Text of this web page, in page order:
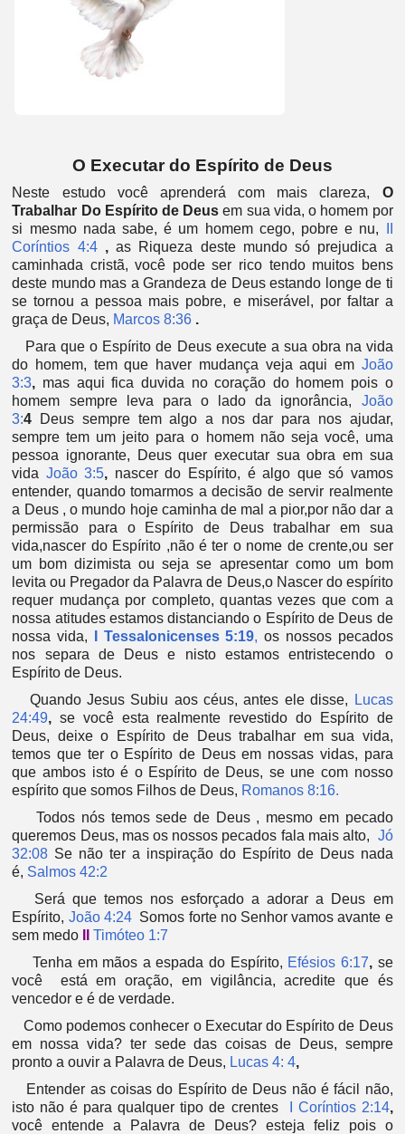
O Executar do Espírito de Deus
Neste estudo você aprenderá com mais clareza, O
Trabalhar Do Espírito de Deus em sua vida, o homem por
si mesmo nada sabe, é um homem cego, pobre e nu,
Coríntios 4:4 ,as Riqueza deste mundo só prejudica a
caminhada cristã, você pode ser rico tendo muitos bens
deste mundo mas a Grandeza de Deus estando longe de ti
se tornou a pessoa mais pobre, e miserável, por faltar a
graça de Deus, Marcos 8:36 .
Para que o Espírito de Deus execute a sua obra na vida
do homem, tem que haver mudança veja aqui em João
3:3, mas aqui fica duvida no coração do homem pois o
homem sempre leva para o lado da ignorância, João
3:4
Deus sempre tem algo a nos dar para nos ajudar,
sempre tem um jeito para o homem não seja você, uma
pessoa ignorante, Deus quer executar sua obra em sua
vida João 3:5, nascer do Espírito, é algo que só vamos
entender, quando tomarmos a decisão de servir realmente
a Deus , o mundo hoje caminha de mal a pior,por não dar a
permissão para o Espírito de Deus trabalhar em sua
vida,nascer do Espírito ,não é ter o nome de crente,ou ser
um bom dizimista ou seja se apresentar como um bom
levita ou Pregador da Palavra de Deus,o Nascer do espírito
requer mudança por completo, quantas vezes que com a
nossa atitudes estamos distanciando o Espírito de Deus de
nossa vida,
I Tessalonicenses 5:19, os nossos pecados
nos separa de Deus e nisto estamos entristecendo o
Espírito de Deus.
Quando Jesus Subiu aos céus, antes ele disse,
Lucas
24:49, se você esta realmente revestido do Espírito de
Deus, deixe o Espírito de Deus trabalhar em sua vida,
temos que ter o Espírito de Deus em nossas vidas, para
que ambos isto é o Espírito de Deus, se une com nosso
espírito que somos Filhos de Deus, Romanos 8:16.
Todos nós temos sede de Deus , mesmo em pecado
queremos Deus, mas os nossos pecados fala mais alto, Jó
32:08 Se não ter a inspiração do Espírito de Deus nada
é, Salmos 42:2
Será que temos nos esforçado a adorar a Deus em
Espírito, João 4:24 Somos forte no Senhor vamos avante e
sem medo
Timóteo 1:7
Tenha em mãos a espada do Espírito, Efésios 6:17, se
você está em oração, em vigilância, acredite que és
vencedor e é de verdade.
Como podemos conhecer o Executar do Espírito de Deus
em nossa vida? ter sede das coisas de Deus, sempre
pronto a ouvir a Palavra de Deus, Lucas 4: 4,
Entender as coisas do Espírito de Deus não é fácil não,
isto não é para qualquer tipo de crentes
I Coríntios 2:14,
você entende a Palavra de Deus? esteja feliz pois o